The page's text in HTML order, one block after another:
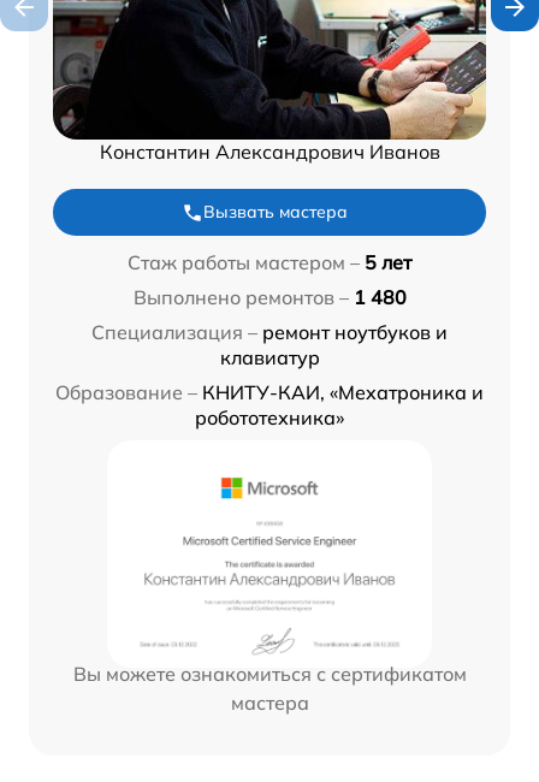
Константин Александрович Иванов
Вызвать мастера
Стаж работы мастером – 5 лет
Выполнено ремонтов – 1 480
Специализация – ремонт ноутбуков и
клавиатур
Образование – КНИТУ-КАИ, «Мехатроника и
робототехника»
Вы можете ознакомиться с сертификатом
мастера